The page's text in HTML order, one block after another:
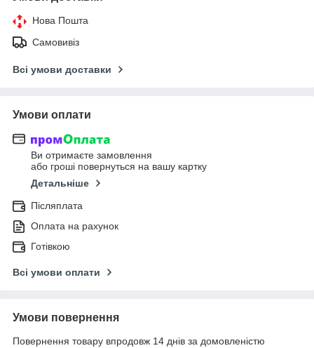
Нова Пошта
Самовивіз
Всі умови доставки
Умови оплати
Ви отримаєте замовлення
або гроші повернуться на вашу картку
Детальніше
Післяплата
Оплата на рахунок
Готівкою
Всі умови оплати
Умови повернення
Повернення товару впродовж 14 днів за домовленістю